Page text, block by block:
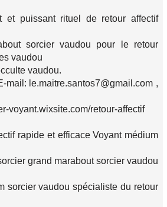
et puissant rituel de retour affectif
sorcier vaudou pour le retour
vaudou
vaudou.
mail: le.maitre.santos7@gmail.com ,
voyant.wixsite.com/retour-affectif
rapide et efficace Voyant médium
grand marabout sorcier vaudou
sorcier vaudou spécialiste du retour